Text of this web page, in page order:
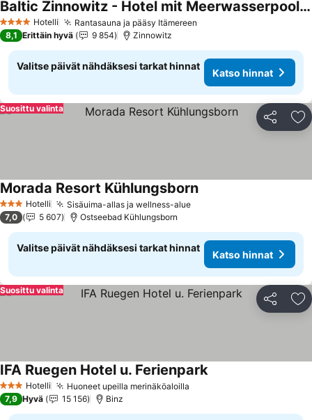
4 Tähtiluokitus
Hotelli Rantasauna ja pääsy Itämereen
Baltic Zinnowitz - Hotel mit Meerwasserpool und Thermalbad
Katso hinnat
8,1 Erittäin hyvä 9 854 Zinnowitz
Valitse päivät nähdäksesi tarkat hinnat
Katso hinnat
Jaa
Suosittu valinta
3 Tähtiluokitus
Hotelli Sisäuima-allas ja wellness-alueKatso hinnat
Morada Resort KühlungsbornKatso hinnat
7,0 5 607 Ostseebad Kühlungsborn
Valitse päivät nähdäksesi tarkat hinnat
Katso hinnat
Jaa
Suosittu valinta
3 Tähtiluokitus
Hotelli Huoneet upeilla merinäköaloilla
IFA Ruegen Hotel u. FerienparkKatso hinnat
7,9 Hyvä 15 156 Binz